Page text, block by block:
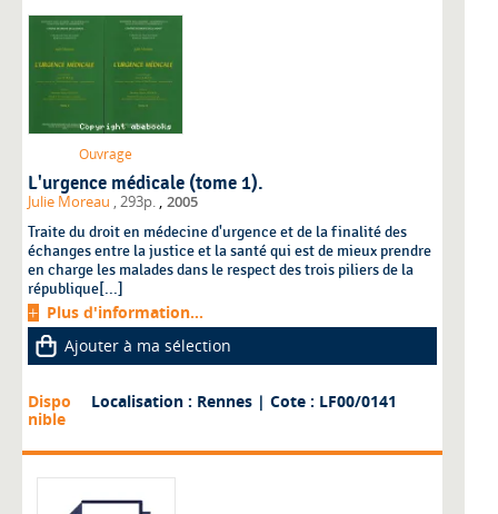
Ouvrage
L'urgence médicale (tome 1).
Julie Moreau , 293p. 2005
Traite du droit en médecine d'urgence et de la finalité des
échanges entre la justice et la santé qui est de mieux prendre
en charge les malades dans le respect des trois piliers de la
république[...]
Plus d'information...
Ajouter à ma sélection
Dispo
nible
Localisation : Rennes | Cote : LF00/0141